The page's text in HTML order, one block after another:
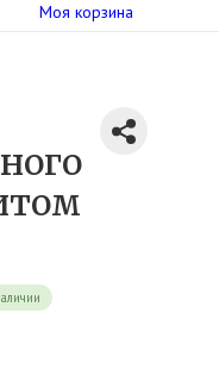
Моя корзина